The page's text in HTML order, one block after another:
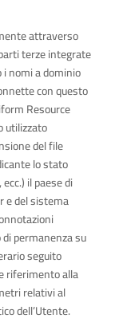
attraverso
terze integrate
i nomi a dominio
con questo
Resource
utilizzato
del file
lo stato
il paese di
e del sistema
permanenza su
seguito
riferimento alla
relativi al
dell’Utente.